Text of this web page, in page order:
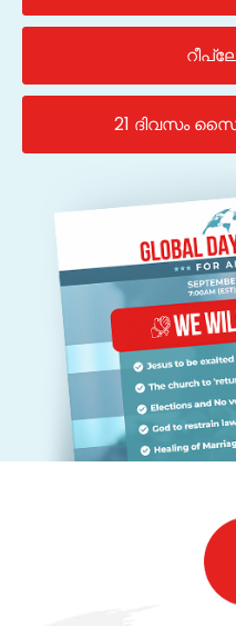
21 ദിവസം